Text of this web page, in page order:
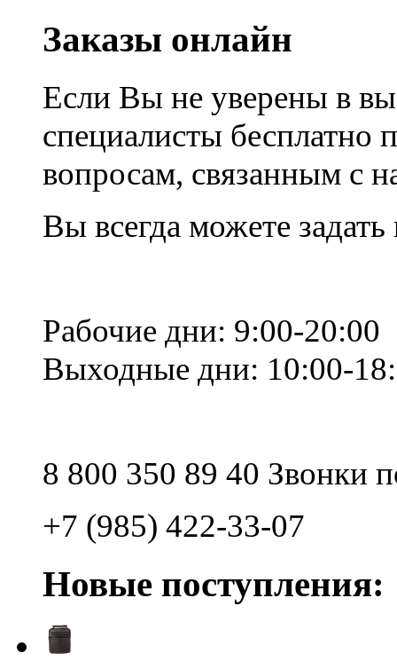
Заказы онлайн
Если Вы не уверены в
специалисты
вопросам, связанным с
Вы всегда можете
Рабочие дни: 9:00-20:00
Выходные дни: 10:00-
8 800 350 89 40 Звонки
+7 (985) 422-33-07
Новые поступления: